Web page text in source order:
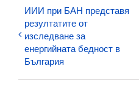
ИИИ при БАН представя
резултатите от
изследване за
енергийната бедност в
България